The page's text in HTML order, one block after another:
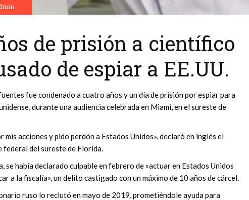
de prisión a científico
de espiar a EE.UU.
fue condenado a cuatro años y un día de prisión por espiar para
durante una audiencia celebrada en Miami, en el sureste de
acciones y pido perdón a Estados Unidos», declaró en inglés el
del sureste de Florida.
se había declarado culpable en febrero de «actuar en Estados Unidos
a la fiscalía», un delito castigado con un máximo de 10 años de cárcel.
ruso lo reclutó en mayo de 2019, prometiéndole ayuda para